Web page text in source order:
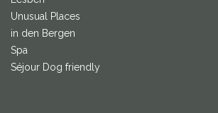
Unusual Places
in den Bergen
Spa
Séjour Dog friendly